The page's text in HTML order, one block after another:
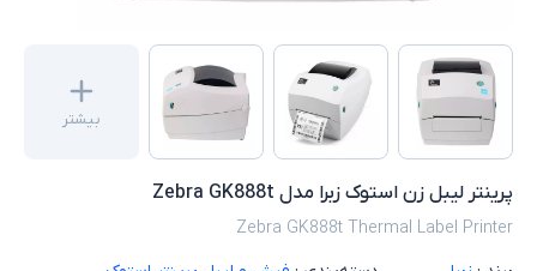
بیشتر
پرینتر لیبل زن استوک زبرا مدل Zebra GK888t
Zebra GK888t Thermal Label Printer